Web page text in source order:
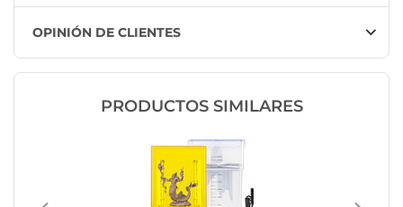
OPINIÓN DE CLIENTES
PRODUCTOS SIMILARES